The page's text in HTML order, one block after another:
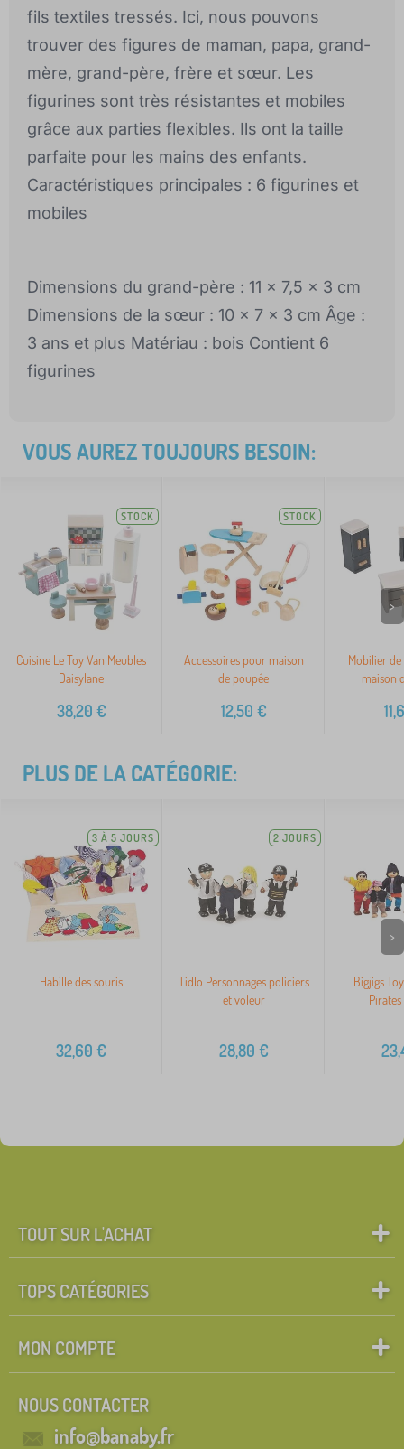
fils textiles tressés. Ici, nous pouvons
trouver des figures de maman, papa, grand-
mère, grand-père, frère et sœur. Les
figurines sont très résistantes et mobiles
grâce aux parties flexibles. Ils ont la taille
parfaite pour les mains des enfants.
Caractéristiques principales : 6 figurines et
mobiles
Dimensions du grand-père : 11 x 7,5 x 3 cm
Dimensions de la sœur : 10 x 7 x 3 cm Âge :
3 ans et plus Matériau : bois Contient 6
figurines
VOUS AUREZ TOUJOURS BESOIN:
STOCK
Cuisine Le Toy Van Meubles
Daisylane
38,20 €
STOCK
Accessoires pour maison
de poupée
12,50 €
Mobilier
maison
>
PLUS DE LA CATÉGORIE:
3 À 5 JOURS
Habille des souris
32,60 €
2 JOURS
Tidlo Personnages policiers
et voleur
28,80 €
Bigjigs
>
TOUT SUR L'ACHAT
TOPS CATÉGORIES
MON COMPTE
NOUS CONTACTER
info@banaby.fr